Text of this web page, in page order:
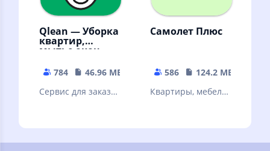
Qlean — Уборка
квартир,
мытье окон,
784
46.96 MB
Сервис для заказа
Самолет Плюс
586
124.2 MB
Квартиры, мебель,
приложении